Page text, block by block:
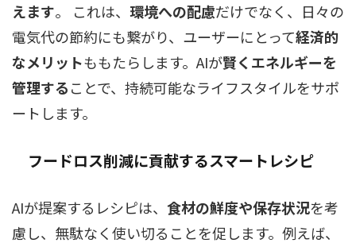
えます。 これは、 環境への配慮だけでなく、日々の
電気代の節約にも繋がり、ユーザーにとって経済的
なメリットももたらします。AIが賢くエネルギーを
管理することで、持続可能なライフスタイルをサポ
ートします。
フードロス削減に貢献するスマートレシピ
AIが提案するレシピは、 食材の鮮度や保存状況を考
慮し、無駄なく使い切ることを促します。例えば、